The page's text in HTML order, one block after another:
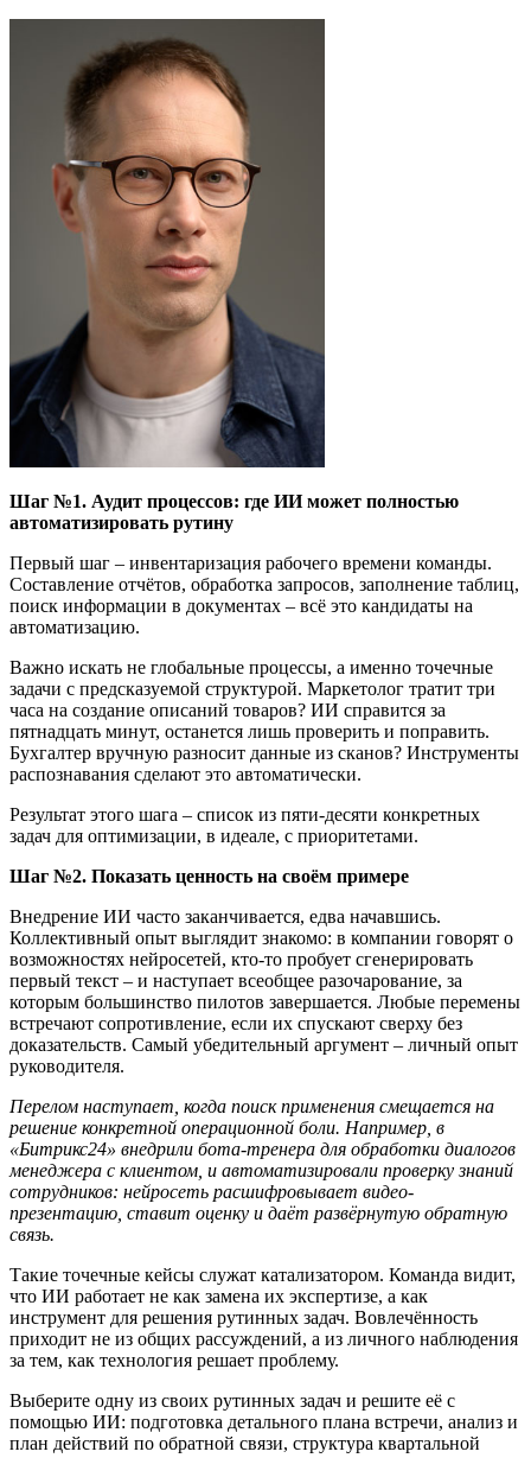
Шаг №1. Аудит процессов: где ИИ может полностью
автоматизировать рутину
Первый шаг – инвентаризация рабочего времени команды.
Составление отчётов, обработка запросов, заполнение таблиц,
поиск информации в документах – всё это кандидаты на
автоматизацию.
Важно искать не глобальные процессы, а именно точечные
задачи с предсказуемой структурой. Маркетолог тратит три
часа на создание описаний товаров? ИИ справится за
пятнадцать минут, останется лишь проверить и поправить.
Бухгалтер вручную разносит данные из сканов? Инструменты
распознавания сделают это автоматически.
Результат этого шага – список из пяти-десяти конкретных
задач для оптимизации, в идеале, с приоритетами.
Шаг №2. Показать ценность на своём примере
Внедрение ИИ часто заканчивается, едва начавшись.
Коллективный опыт выглядит знакомо: в компании говорят о
возможностях нейросетей, кто-то пробует сгенерировать
первый текст – и наступает всеобщее разочарование, за
которым большинство пилотов завершается. Любые перемены
встречают сопротивление, если их спускают сверху без
доказательств. Самый убедительный аргумент – личный опыт
руководителя.
Перелом наступает, когда поиск применения смещается на
решение конкретной операционной боли. Например, в
«Битрикс24» внедрили бота-тренера для обработки диалогов
менеджера с клиентом, и автоматизировали проверку знаний
сотрудников: нейросеть расшифровывает видео-
презентацию, ставит оценку и даёт развёрнутую обратную
связь.
Такие точечные кейсы служат катализатором. Команда видит,
что ИИ работает не как замена их экспертизе, а как
инструмент для решения рутинных задач. Вовлечённость
приходит не из общих рассуждений, а из личного наблюдения
за тем, как технология решает проблему.
Выберите одну из своих рутинных задач и решите её с
помощью ИИ: подготовка детального плана встречи, анализ и
план действий по обратной связи, структура квартальной